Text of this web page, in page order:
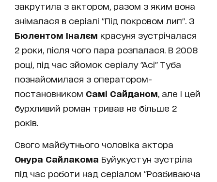
закрутила з актором, разом з яким вона
знімалася в серіалі "Під покровом лип". З
Бюлентом Іналєм красуня зустрічалася
2 роки, після чого пара розпалася. В 2008
році, під час зйомок серіалу "Асі" Туба
познайомилася з оператором-
постановником Самі Сайданом , але і цей
бурхливий роман тривав не більше 2
років.
Свого майбутнього чоловіка актора
Онура Сайлакома Буйукустун зустріла
під час роботи над серіалом "Розбиваюча